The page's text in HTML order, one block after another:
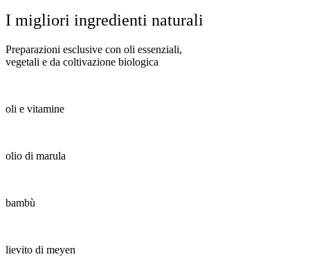
I migliori ingredienti naturali
Preparazioni esclusive con oli essenziali,
vegetali e da coltivazione biologica
oli e vitamine
olio di marula
bambù
lievito di meyen